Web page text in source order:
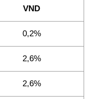
VND
0,2%
2,6%
2,6%